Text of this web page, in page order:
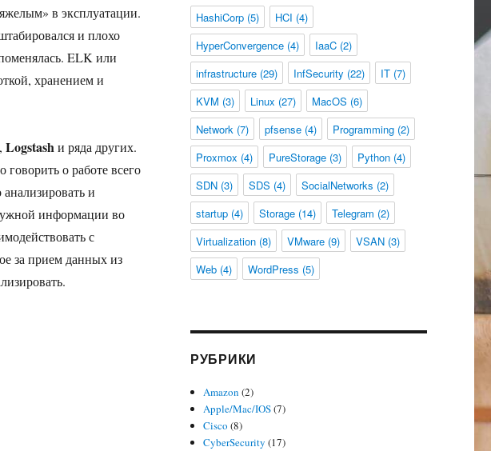
в эксплуатации.
и плохо
ELK или
хранением и
,Logstashи ряда других.
о работе всего
и
информации во
с
за прием данных из
HashiCorp(5) HCI (4)
HyperConvergence(4) IaaC(2)
infrastructure(29) InfSecurity (22) IT(7)
KVM (3) Linux (27) MacOS (6)
Network(7) pfsense(4) Programming(2)
Proxmox (4) PureStorage(3) Python(4)
SDN(3) SDS (4) SocialNetworks (2)
startup(4) Storage(14) Telegram (2)
Virtualization(8) VMware(9) VSAN(3)
Web(4) WordPress (5)
РУБРИКИ
Amazon (2)
Apple/Mac/IOS(7)
Cisco (8)
CyberSecurity (17)